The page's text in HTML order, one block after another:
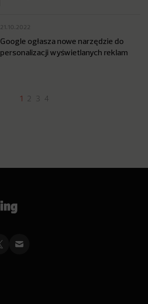
21.10.2022
Google ogłasza nowe narzędzie do
personalizacji wyświetlanych reklam
1 2 3 4